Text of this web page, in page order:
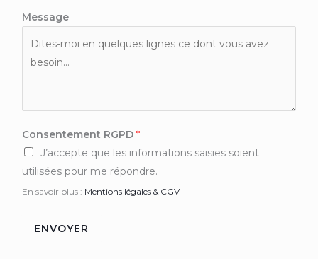
Message
*
Consentement RGPD *
J’accepte que les informations saisies soient
utilisées pour me répondre.
En savoir plus : Mentions légales & CGV
ENVOYER